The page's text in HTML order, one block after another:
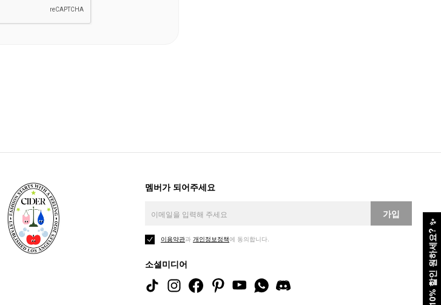
10% 할인 원하세요?
✨
멤버가 되어주세요
가입
이용약관과 개인정보정책에 동의합니다.
소셜미디어